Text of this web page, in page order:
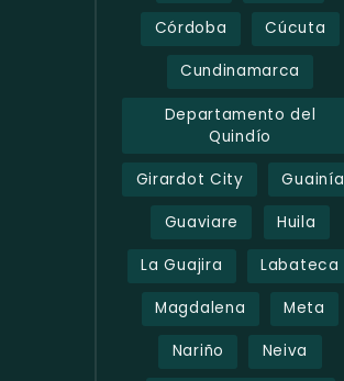
Córdoba Cúcuta
Cundinamarca
Departamento del
Quindío
Girardot City Guainía
Guaviare Huila
La Guajira Labateca
Magdalena Meta
Nariño Neiva